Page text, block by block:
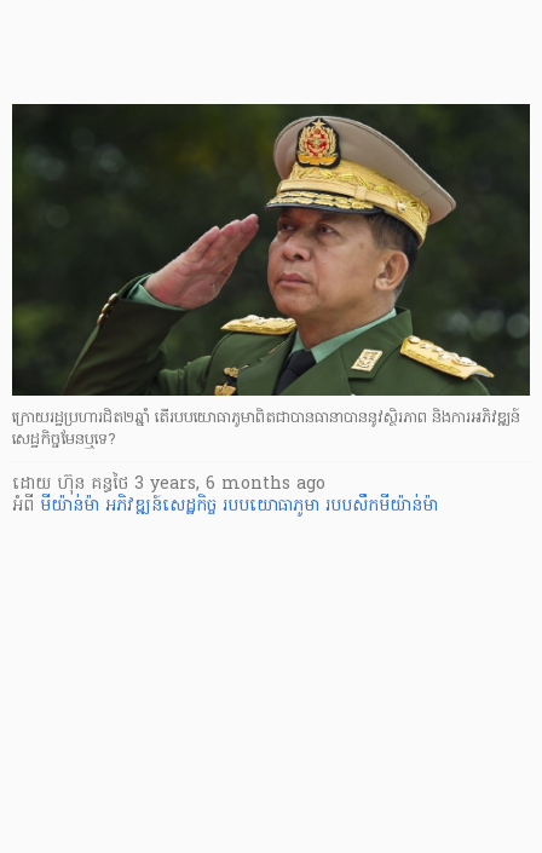
ក្រោយរដ្ឋប្រហារជិត២ឆ្នាំ តើរបបយោធាភូមាពិតជាបានធានាបាននូវស្ថិរភាព និងការអភិវឌ្ឍន៍
សេដ្ឋកិច្ចមែនឬទេ?
ដោយ ហ៊ុន គន្ធថៃ 3 years, 6 months ago
អំពី មីយ៉ាន់ម៉ា អភិវឌ្ឍន៍សេដ្ឋកិច្ច របបយោធាភូមា របបសឹកមីយ៉ាន់ម៉ា